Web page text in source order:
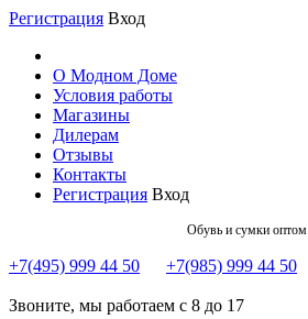
Регистрация Вход
О Модном Доме
Условия работы
Магазины
Дилерам
Отзывы
Контакты
Регистрация Вход
Обувь и сумки оптом
+7(495) 999 44 50 +7(985) 999 44 50
Звоните, мы работаем с 8 до 17